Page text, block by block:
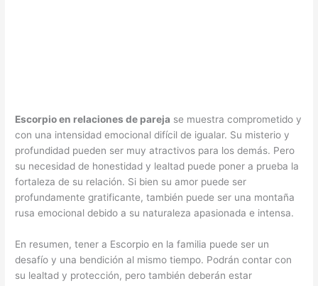
Escorpio en relaciones de pareja se muestra comprometido y
con una intensidad emocional difícil de igualar. Su misterio y
profundidad pueden ser muy atractivos para los demás. Pero
su necesidad de honestidad y lealtad puede poner a prueba la
fortaleza de su relación. Si bien su amor puede ser
profundamente gratificante, también puede ser una montaña
rusa emocional debido a su naturaleza apasionada e intensa.
En resumen, tener a Escorpio en la familia puede ser un
desafío y una bendición al mismo tiempo. Podrán contar con
su lealtad y protección, pero también deberán estar